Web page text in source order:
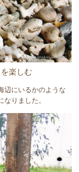
楽しむ
辺にいるかのような
りました。